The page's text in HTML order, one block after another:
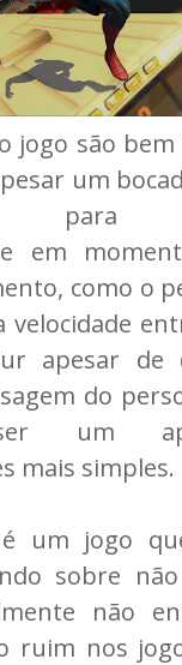
jogo são bem
um
para
em
como o
velocidade
apesar de
do
um
mais simples.
é um jogo
sobre
não
ruim nos